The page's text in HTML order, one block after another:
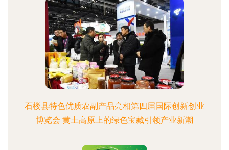
石楼县特色优质农副产品亮相第四届国际创新创业
博览会 黄土高原上的绿色宝藏引领产业新潮